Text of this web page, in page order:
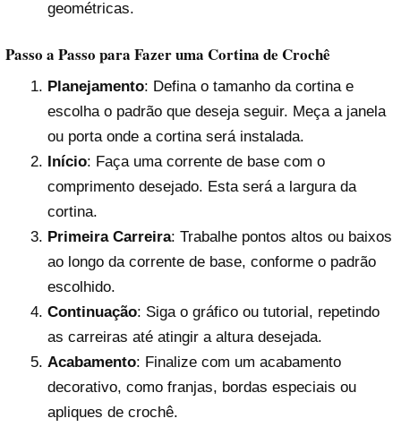
geométricas.
Passo a Passo para Fazer uma Cortina de Crochê
Planejamento: Defina o tamanho da cortina e
escolha o padrão que deseja seguir. Meça a janela
ou porta onde a cortina será instalada.
Início: Faça uma corrente de base com o
comprimento desejado. Esta será a largura da
cortina.
Primeira Carreira: Trabalhe pontos altos ou baixos
ao longo da corrente de base, conforme o padrão
escolhido.
Continuação: Siga o gráfico ou tutorial, repetindo
as carreiras até atingir a altura desejada.
Acabamento: Finalize com um acabamento
decorativo, como franjas, bordas especiais ou
apliques de crochê.